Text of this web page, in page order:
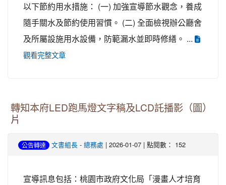
以下節約用水措施： (一) 加強宣導節水觀念，養成
隨手關水及節約使用習慣。 (二) 全面檢視辦公廳舍
及所屬設施用水設備，防範漏水並即時修繕。 ...
觀看完整文章
轉知本府LED跑馬燈文字稿及LCD託播影（圖）
片
公告轉達 文書組長 - 總務處 | 2026-01-07 | 點閱數： 152
宣導訊息包括：桃園市政府文化局「漫畫人才培育